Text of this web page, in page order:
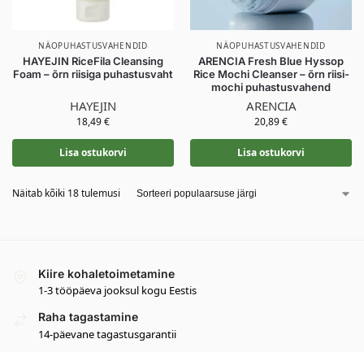
NÄOPUHASTUSVAHENDID
HAYEJIN RiceFila Cleansing
Foam – õrn riisiga puhastusvaht
HAYEJIN
18,49€
Lisa ostukorvi
NÄOPUHASTUSVAHENDID
ARENCIA Fresh Blue Hyssop
Rice Mochi Cleanser – õrn riisi-
mochi puhastusvahend
ARENCIA
20,89€
Lisa ostukorvi
Näitab kõiki 18 tulemusi
Kiire kohaletoimetamine
1-3 tööpäeva jooksul kogu Eestis
Raha tagastamine
14-päevane tagastusgarantii